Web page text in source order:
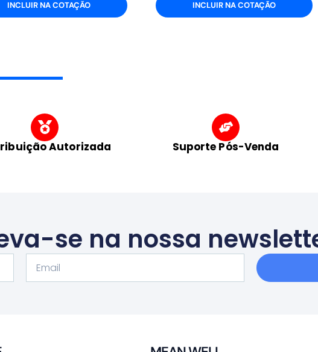
INCLUIR NA COTAÇÃO INCLUIR NA COTAÇÃO
Autorizada Suporte Pós-Venda
se na nossa